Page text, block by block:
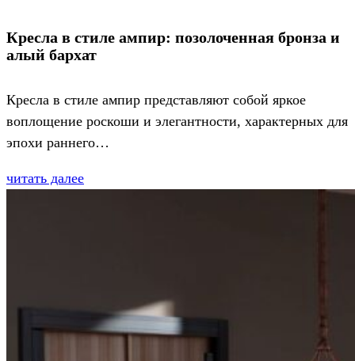
Кресла в стиле ампир: позолоченная бронза и
алый бархат
Кресла в стиле ампир представляют собой яркое
воплощение роскоши и элегантности, характерных для
эпохи раннего…
читать далее